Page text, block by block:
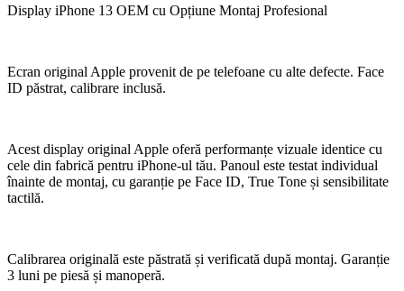
Display iPhone 13 OEM cu Opțiune Montaj Profesional
Ecran original Apple provenit de pe telefoane cu alte defecte. Face
ID păstrat, calibrare inclusă.
Acest display original Apple oferă performanțe vizuale identice cu
cele din fabrică pentru iPhone-ul tău. Panoul este testat individual
înainte de montaj, cu garanție pe Face ID, True Tone și sensibilitate
tactilă.
Calibrarea originală este păstrată și verificată după montaj. Garanție
3 luni pe piesă și manoperă.